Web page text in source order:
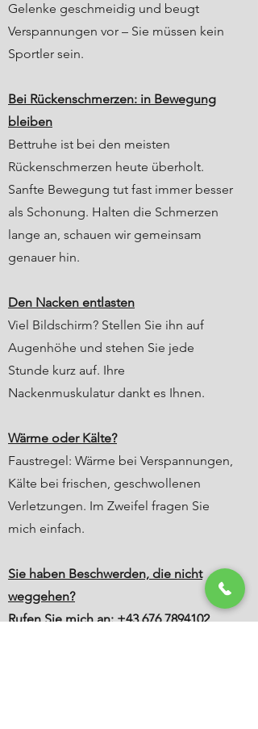
Gelenke geschmeidig und beugt
Verspannungen vor – Sie müssen kein
Sportler sein.
Bei Rückenschmerzen: in Bewegung
bleiben
Bettruhe ist bei den meisten
Rückenschmerzen heute überholt.
Sanfte Bewegung tut fast immer besser
als Schonung. Halten die Schmerzen
lange an, schauen wir gemeinsam
genauer hin.
Den Nacken entlasten
Viel Bildschirm? Stellen Sie ihn auf
Augenhöhe und stehen Sie jede
Stunde kurz auf. Ihre
Nackenmuskulatur dankt es Ihnen.
Wärme oder Kälte?
Faustregel: Wärme bei Verspannungen,
Kälte bei frischen, geschwollenen
Verletzungen. Im Zweifel fragen Sie
mich einfach.
Sie haben Beschwerden, die nicht
weggehen?
Rufen Sie mich an:+43 676 7894102